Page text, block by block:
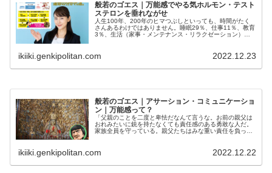
般若のゴエス｜万能感でやる気ホルモン・テスト
ステロンを垂れながせ
人生100年、200年のヒマつぶしといっても、時間がたく
さんあるわけではありません。睡眠29％、仕事11％、教育
3％、生活（家事・メンテナンス・リラクゼーション）
使い方で100人力。
ikiiki.genkipolitan.com 2022.12.23
般若のゴエス｜アサーション・コミュニケーショ
ン｜万能感って？
「父親のことを二度と卑怯だなんて言うな。お前の親父は
おれみたいに銃を持たなくても責任感のある勇敢な人だ。
家族全員を守っている。親父たちはみな重い責任を負って
な勇気はない。毎日畑でラバのように汗を流して働くこと
こそ本物の勇気だ。」万能感を捨てて無力感を受け入れ
る。ブロンソンはそう言いました。
ikiiki.genkipolitan.com 2022.12.22